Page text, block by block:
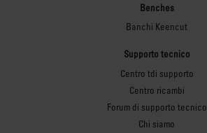
Benches
Banchi Keencut
Supporto tecnico
Centro tdi supporto
Centro ricambi
Forum di supporto tecnico
Chi siamo